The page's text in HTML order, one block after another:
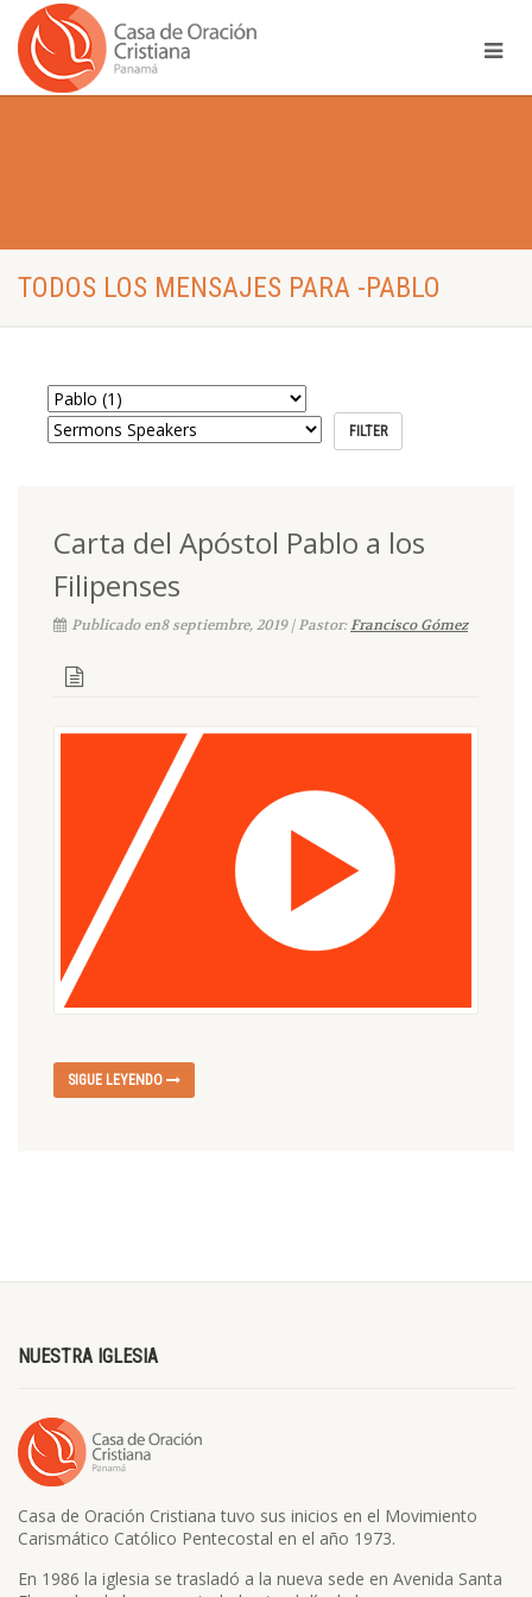
TODOS LOS MENSAJES PARA -PABLO
Carta del Apóstol Pablo a los
Filipenses
Publicado en8 septiembre, 2019 | Pastor:Francisco Gómez
SIGUE LEYENDO
NUESTRA IGLESIA
Casa de Oración Cristiana tuvo sus inicios en el Movimiento
Carismático Católico Pentecostal en el año 1973.
En 1986 la iglesia se trasladó a la nueva sede en Avenida Santa